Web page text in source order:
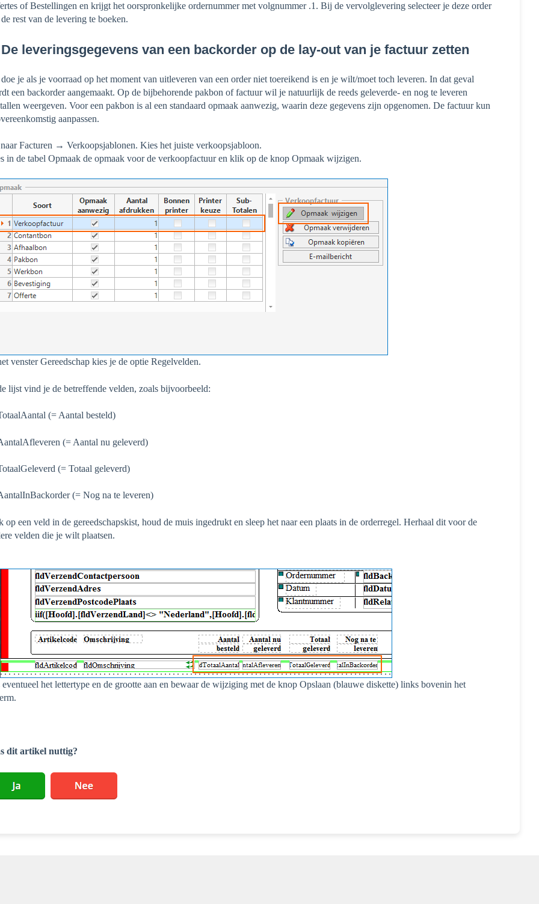
of Bestellingen en krijgt het oorspronkelijke ordernummer met volgnummer .1. Bij de vervolglevering selecteer je deze order
rest van de levering te boeken.
leveringsgegevens van een backorder op de lay-out van je factuur zetten
je als je voorraad op het moment van uitleveren van een order niet toereikend is en je wilt/moet toch leveren. In dat geval
een backorder aangemaakt. Op de bijbehorende pakbon of factuur wil je natuurlijk de reeds geleverde- en nog te leveren
weergeven. Voor een pakbon is al een standaard opmaak aanwezig, waarin deze gegevens zijn opgenomen. De factuur kun
aanpassen.
Facturen → Verkoopsjablonen. Kies het juiste verkoopsjabloon.
in de tabel Opmaak de opmaak voor de verkoopfactuur en klik op de knop Opmaak wijzigen.
venster Gereedschap kies je de optie Regelvelden.
lijst vind je de betreffende velden, zoals bijvoorbeeld:
(= Aantal besteld)
(= Aantal nu geleverd)
(= Totaal geleverd)
(= Nog na te leveren)
op een veld in de gereedschapskist, houd de muis ingedrukt en sleep het naar een plaats in de orderregel. Herhaal dit voor de
velden die je wilt plaatsen.
eventueel het lettertype en de grootte aan en bewaar de wijziging met de knop Opslaan (blauwe diskette) links bovenin het
dit artikel nuttig?